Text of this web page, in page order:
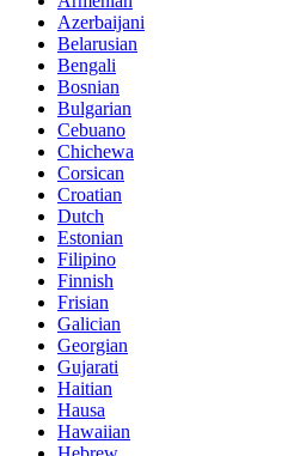
Azerbaijani
Belarusian
Bengali
Bosnian
Bulgarian
Cebuano
Chichewa
Corsican
Croatian
Dutch
Estonian
Filipino
Finnish
Frisian
Galician
Georgian
Gujarati
Haitian
Hausa
Hawaiian